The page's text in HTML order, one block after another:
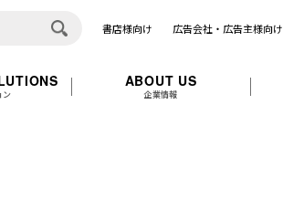
書店様向け 広告会社・広告主様向け
ン
ABOUT US
企業情報